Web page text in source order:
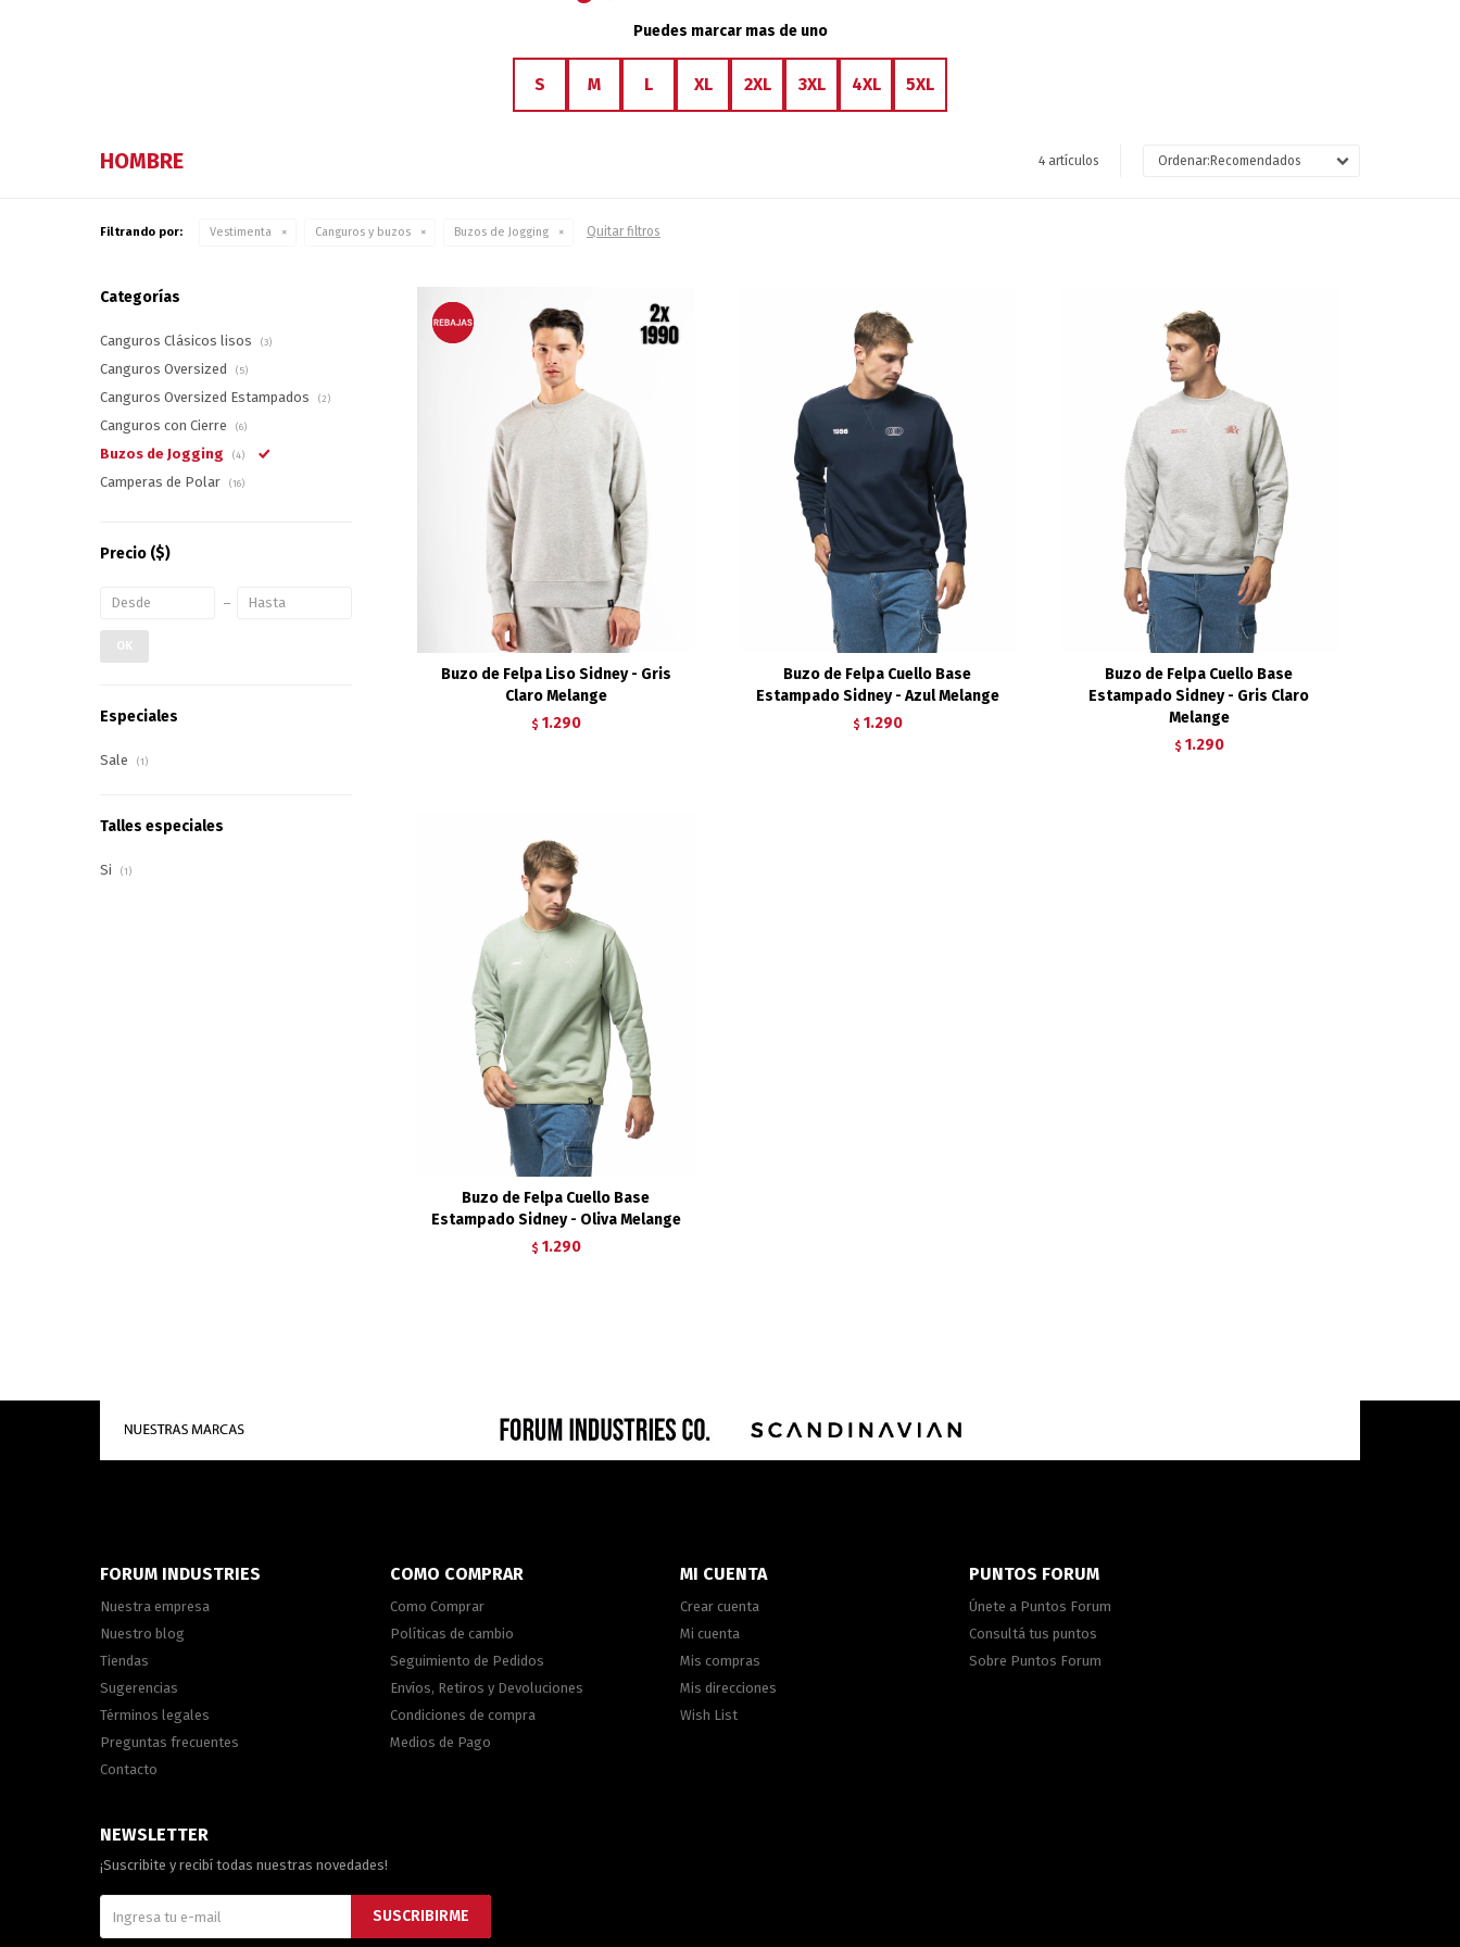
Puedes marcar mas de uno
S M L XL 2XL 3XL 4XL 5XL
HOMBRE 4 artículos Recomendados
Filtrando por: Vestimenta Canguros y buzos Buzos de Jogging Quitar filtros
Buzo de Felpa Liso Sidney - Gris
Claro Melange
$ 1.290
Buzo de Felpa Cuello Base
Estampado Sidney - Azul Melange
$ 1.290
Buzo de Felpa Cuello Base
Estampado Sidney - Gris Claro
Melange
$ 1.290
Buzo de Felpa Cuello Base
Estampado Sidney - Oliva Melange
$ 1.290
Categorías
Canguros Clásicos lisos (3)
Canguros Oversized (5)
Canguros Oversized Estampados (2)
Canguros con Cierre (6)
Buzos de Jogging (4)
Camperas de Polar (16)
Precio ($)
OK
Especiales
Sale (1)
Talles especiales
Si (1)
FORUM INDUSTRIES
Nuestra empresa
Nuestro blog
Tiendas
Sugerencias
Términos legales
Preguntas frecuentes
Contacto
COMO COMPRAR
Como Comprar
Políticas de cambio
Seguimiento de Pedidos
Envíos, Retiros y Devoluciones
Condiciones de compra
Medios de Pago
MI CUENTA
Crear cuenta
Mi cuenta
Mis compras
Mis direcciones
Wish List
PUNTOS FORUM
Únete a Puntos Forum
Consultá tus puntos
Sobre Puntos Forum
NEWSLETTER
¡Suscribite y recibí todas nuestras novedades!
SUSCRIBIRME